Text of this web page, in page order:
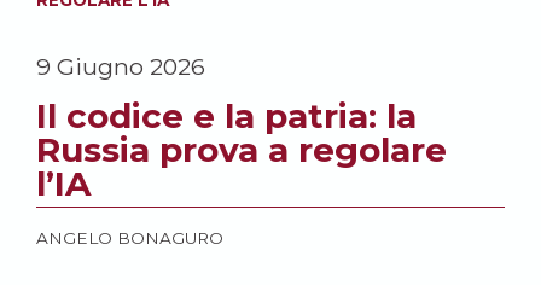
9 Giugno 2026
Il codice e la patria: la
Russia prova a regolare
l’IA
ANGELO BONAGURO